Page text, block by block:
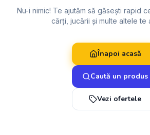
Nu-i nimic! Te ajutăm să găsești rapid
cărți, jucării și multe altele te
Înapoi acasă
Caută un produs
Vezi ofertele